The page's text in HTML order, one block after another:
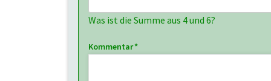
Was ist die Summe aus 4 und 6?
Pflichtfeld
Kommentar*